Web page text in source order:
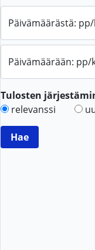
Päivämäärästä:
Päivämäärään: pp/
Tulosten
relevanssi